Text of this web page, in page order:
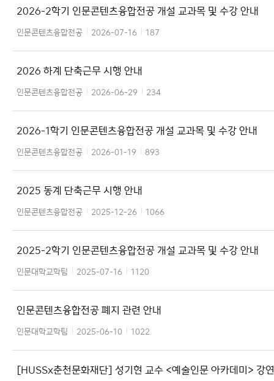
2026-2학기 인문콘텐츠융합전공 개설 교과목 및 수강 안내
인문콘텐츠융합전공 2026-07-16 187
2026 하계 단축근무 시행 안내
인문콘텐츠융합전공 2026-06-29 234
2026-1학기 인문콘텐츠융합전공 개설 교과목 및 수강 안내
인문콘텐츠융합전공 2026-01-19 893
2025 동계 단축근무 시행 안내
인문콘텐츠융합전공 2025-12-26 1066
2025-2학기 인문콘텐츠융합전공 개설 교과목 및 수강 안내
인문대학교학팀 2025-07-16 1120
인문콘텐츠융합전공 폐지 관련 안내
인문대학교학팀 2025-06-10 1022
[HUSSx춘천문화재단] 성기현 교수 <예술인문 아카데미> 강연안